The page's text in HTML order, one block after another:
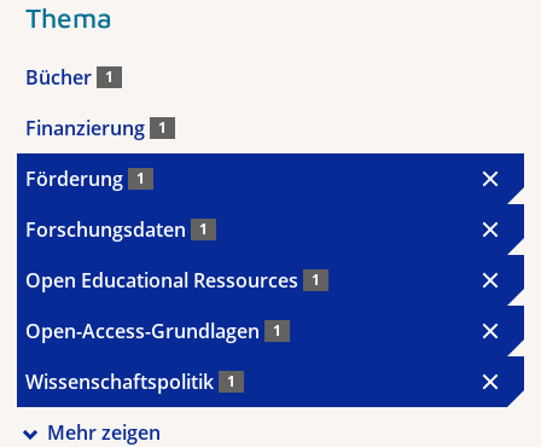
Thema
Bücher 1
Finanzierung 1
Förderung 1
Forschungsdaten 1
Open Educational Ressources 1
Open-Access-Grundlagen 1
Wissenschaftspolitik 1
Mehr zeigen